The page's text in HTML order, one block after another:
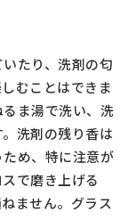
たり、洗剤の匂
むことはできま
ま湯で洗い、洗
洗剤の残り香は
め、特に注意が
で磨き上げる
ません。グラス